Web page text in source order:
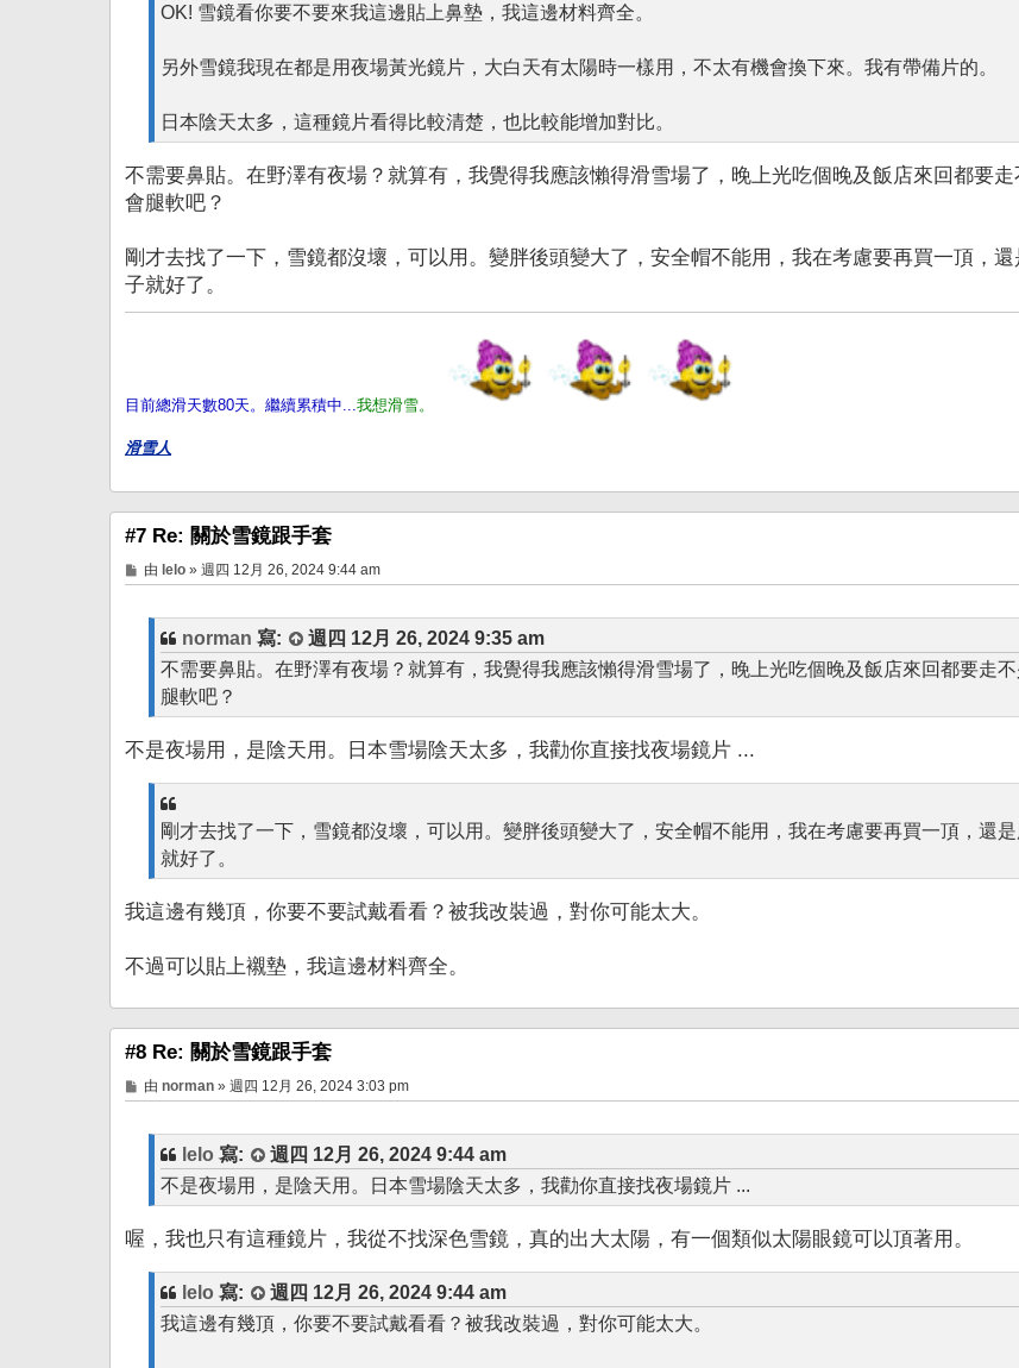
OK! 雪鏡看你要不要來我這邊貼上鼻墊，我這邊材料齊全。
另外雪鏡我現在都是用夜場黃光鏡片，大白天有太陽時一樣用，不太有機會換下來。我有帶備片的。
日本陰天太多，這種鏡片看得比較清楚，也比較能增加對比。
不需要鼻貼。在野澤有夜場？就算有，我覺得我應該懶得滑雪場了，晚上光吃個晚及飯店來回都要
會腿軟吧？
剛才去找了一下，雪鏡都沒壞，可以用。變胖後頭變大了，安全帽不能用，我在考慮要再買一頂，
子就好了。
目前總滑天數80天。繼續累積中...我想滑雪。
滑雪人
#7 Re: 關於雪鏡跟手套
文
章
由 lelo» 週四 12月 26, 2024 9:44 am
norman 寫:
週四 12月 26, 2024 9:35 am
不需要鼻貼。在野澤有夜場？就算有，我覺得我應該懶得滑雪場了，晚上光吃個晚及飯店來回都要走
腿軟吧？
不是夜場用，是陰天用。日本雪場陰天太多，我勸你直接找夜場鏡片 ...
剛才去找了一下，雪鏡都沒壞，可以用。變胖後頭變大了，安全帽不能用，我在考慮要再買一頂，還
就好了。
我這邊有幾頂，你要不要試戴看看？被我改裝過，對你可能太大。
不過可以貼上襯墊，我這邊材料齊全。
#8 Re: 關於雪鏡跟手套
文
章
由 norman» 週四 12月 26, 2024 3:03 pm
lelo 寫:
週四 12月 26, 2024 9:44 am
不是夜場用，是陰天用。日本雪場陰天太多，我勸你直接找夜場鏡片 ...
喔，我也只有這種鏡片，我從不找深色雪鏡，真的出大太陽，有一個類似太陽眼鏡可以頂著用。
lelo 寫:
週四 12月 26, 2024 9:44 am
我這邊有幾頂，你要不要試戴看看？被我改裝過，對你可能太大。